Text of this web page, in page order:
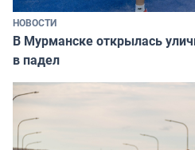
НОВОСТИ
В Мурманске открылась
в падел